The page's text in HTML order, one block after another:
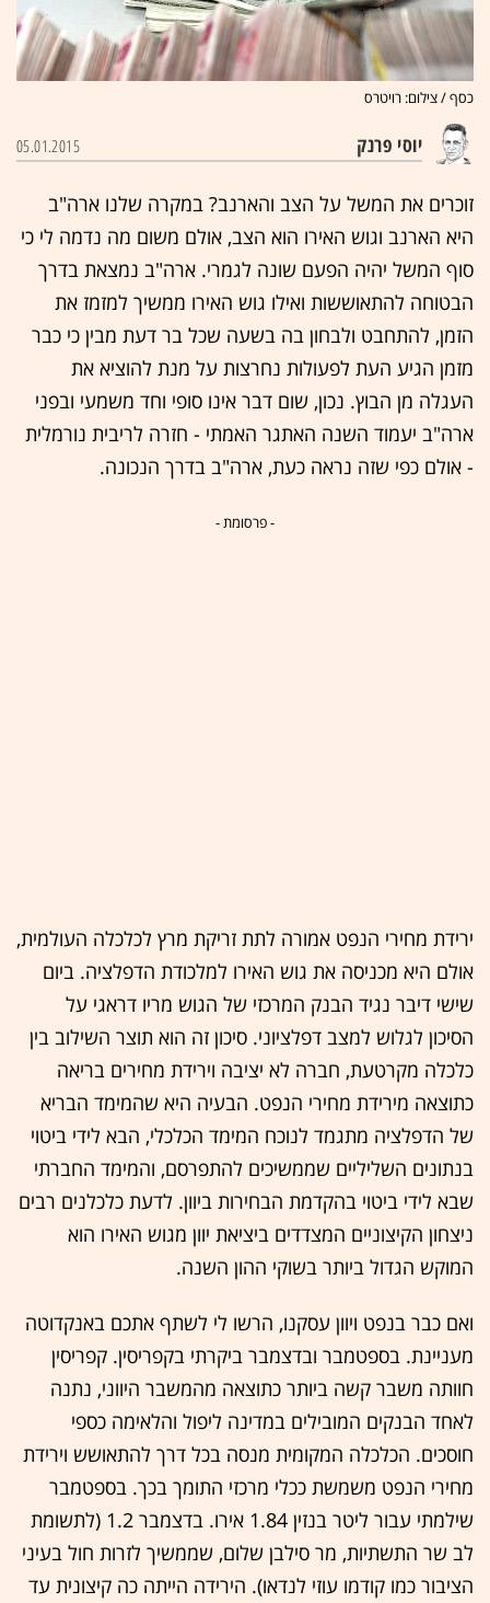
כסף / צילום: רויטרס
יוסי פרנק 05.01.2015
זוכרים את המשל על הצב והארנב? במקרה שלנו ארה"ב
היא הארנב וגוש האירו הוא הצב, אולם משום מה נדמה לי כי
סוף המשל יהיה הפעם שונה לגמרי. ארה"ב נמצאת בדרך
הבטוחה להתאוששות ואילו גוש האירו ממשיך למזמז את
הזמן, להתחבט ולבחון בה בשעה שכל בר דעת מבין כי כבר
מזמן הגיע העת לפעולות נחרצות על מנת להוציא את
העגלה מן הבוץ. נכון, שום דבר אינו סופי וחד משמעי ובפני
ארה"ב יעמוד השנה האתגר האמתי - חזרה לריבית נורמלית
- אולם כפי שזה נראה כעת, ארה"ב בדרך הנכונה.
- פרסומת -
ירידת מחירי הנפט אמורה לתת זריקת מרץ לכלכלה העולמית,
אולם היא מכניסה את גוש האירו למלכודת הדפלציה. ביום
שישי דיבר נגיד הבנק המרכזי של הגוש מריו דראגי על
הסיכון לגלוש למצב דפלציוני. סיכון זה הוא תוצר השילוב בין
כלכלה מקרטעת, חברה לא יציבה וירידת מחירים בריאה
כתוצאה מירידת מחירי הנפט. הבעיה היא שהמימד הבריא
של הדפלציה מתגמד לנוכח המימד הכלכלי, הבא לידי ביטוי
בנתונים השליליים שממשיכים להתפרסם, והמימד החברתי
שבא לידי ביטוי בהקדמת הבחירות ביוון. לדעת כלכלנים רבים
ניצחון הקיצוניים המצדדים ביציאת יוון מגוש האירו הוא
המוקש הגדול ביותר בשוקי ההון השנה.
ואם כבר בנפט ויוון עסקנו, הרשו לי לשתף אתכם באנקדוטה
מעניינת. בספטמבר ובדצמבר ביקרתי בקפריסין. קפריסין
חוותה משבר קשה ביותר כתוצאה מהמשבר היווני, נתנה
לאחד הבנקים המובילים במדינה ליפול והלאימה כספי
חוסכים. הכלכלה המקומית מנסה בכל דרך להתאושש וירידת
מחירי הנפט משמשת ככלי מרכזי התומך בכך. בספטמבר
שילמתי עבור ליטר בנזין 1.84 אירו. בדצמבר 1.2 (לתשומת
לב שר התשתיות, מר סילבן שלום, שממשיך לזרות חול בעיני
הציבור כמו קודמו עוזי לנדאו). הירידה הייתה כה קיצונית עד